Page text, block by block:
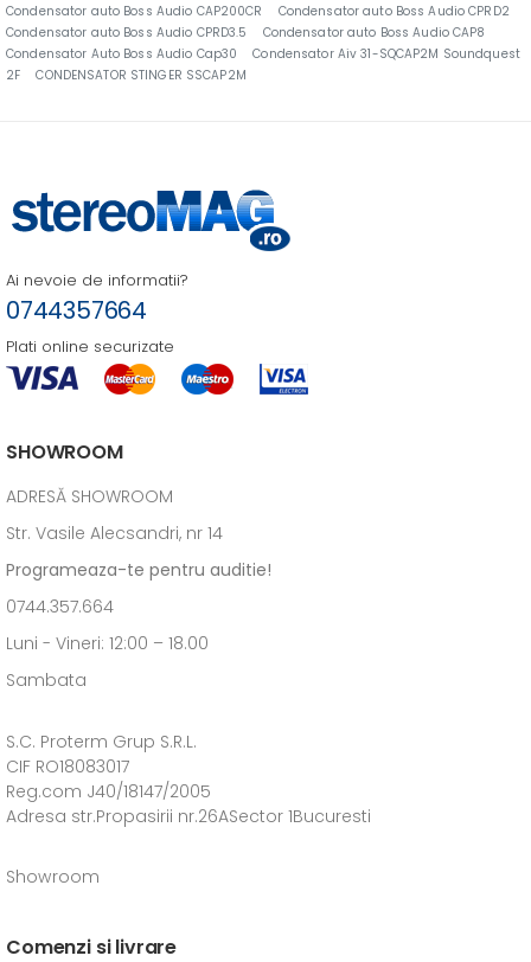
Condensator auto Boss Audio CAP200CR
Condensator auto Boss Audio CPRD2
Condensator auto Boss Audio CPRD3.5
Condensator auto Boss Audio CAP8
Condensator Auto Boss Audio Cap30
Condensator Aiv 31-SQCAP2M Soundquest
2F
CONDENSATOR STINGER SSCAP2M
Ai nevoie de informatii?
0744357664
Plati online securizate
SHOWROOM
ADRESĂ SHOWROOM
Str. Vasile Alecsandri, nr 14
Programeaza-te pentru auditie!
0744.357.664
Luni - Vineri: 12:00 – 18.00
Sambata
S.C. Proterm Grup S.R.L.
CIF RO18083017
Reg.com J40/18147/2005
Adresa str.Propasirii nr.26ASector 1Bucuresti
Showroom
Comenzi si livrare